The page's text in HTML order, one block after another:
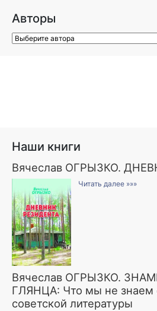
Авторы
Наши книги
Вячеслав ОГРЫЗКО.
Читать далее »»»
Вячеслав ОГРЫЗКО.
ГЛЯНЦА: Что мы не знаем
советской литературы